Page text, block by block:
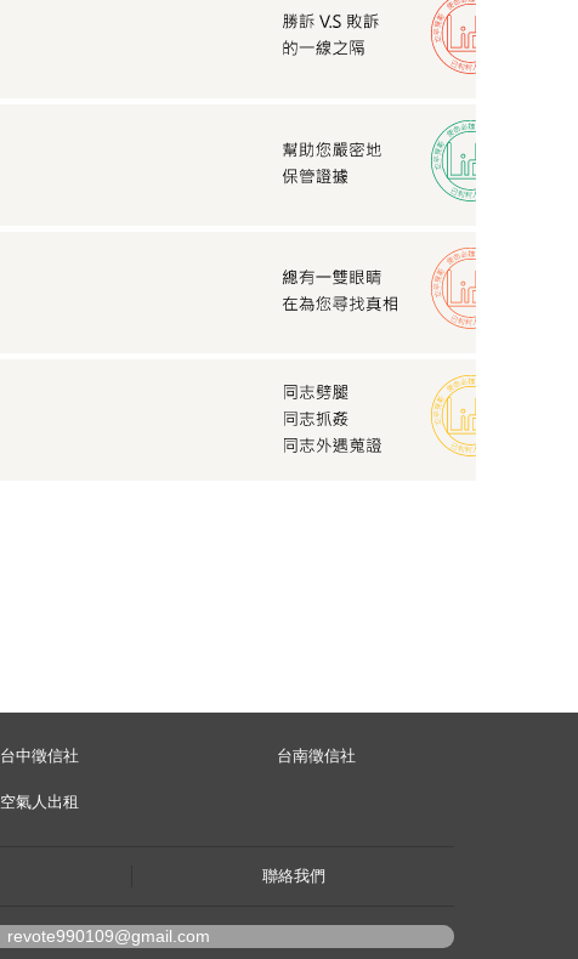
台中徵信社 台南徵信社
空氣人出租
聯絡我們
revote990109@gmail.com